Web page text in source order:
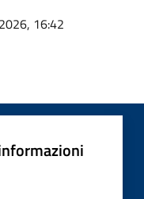
16:42